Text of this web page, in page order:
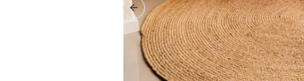
Previous slide